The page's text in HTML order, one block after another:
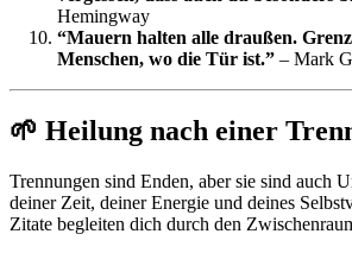
Hemingway
“Mauern halten alle draußen.
Menschen, wo die Tür ist.” – Mark
🌱 Heilung nach einer
Trennungen sind Enden, aber sie sind auch
deiner Zeit, deiner Energie und deines
Zitate begleiten dich durch den